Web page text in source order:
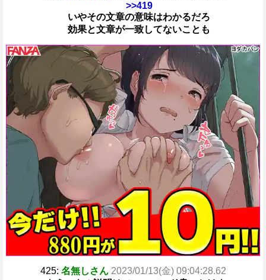
>>419
いやその文章の意味はわかるだろ
効果と文章が一致してないことも
425: 名無しさん 2023/01/13(金) 09:04:28.62